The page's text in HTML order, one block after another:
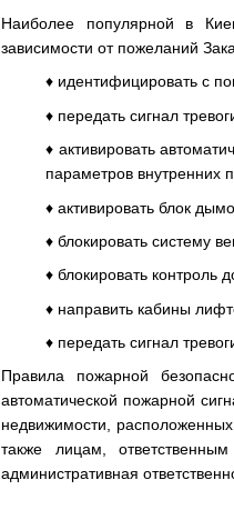
Наиболее популярной в
зависимости от пожеланий
♦ идентифицировать с
♦ передать сигнал
♦ активировать
параметров внутренних
♦ активировать блок
♦ блокировать систему
♦ блокировать контроль
♦ направить кабины
♦ передать сигнал
Правила пожарной
автоматической пожарной
недвижимости,
также лицам,
административная